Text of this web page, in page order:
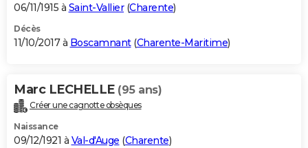
06/11/1915 à Saint-Vallier(Charente)
Décès
11/10/2017 à Boscamnant(Charente-Maritime)
Marc LECHELLE (95 ans)
Créer une cagnotte obsèques
Naissance
09/12/1921 à Val-d'Auge (Charente)